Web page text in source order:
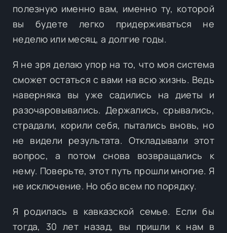
полезную именно вам, именно ту, которой
вы будете легко придерживаться не
неделю или месяц, а долгие годы.
Я не зря делаю упор на то, что моя система
сможет остаться с вами на всю жизнь. Ведь
наверняка вы уже садились на диеты и
разочаровывались. Держались, срывались,
страдали, корили себя, пытались вновь, но
не видели результата. Откладывали этот
вопрос, а потом снова возвращались к
нему. Поверьте, этот путь прошли многие. Я
не исключение. Но обо всем по порядку.
Я родилась в кавказской семье. Если бы
тогда, 30 лет назад, вы пришли к нам в